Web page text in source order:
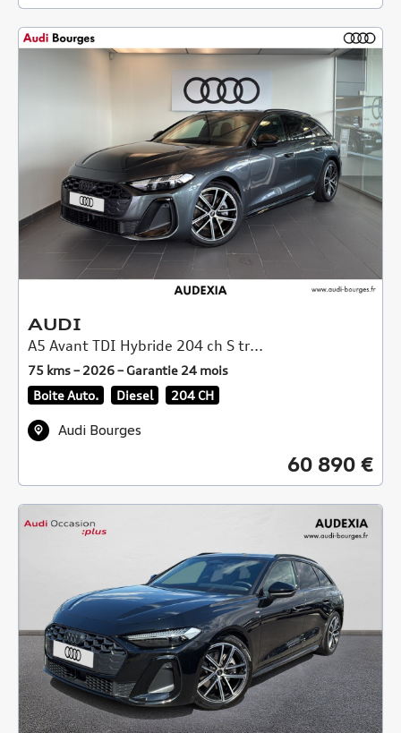
AUDI
A5 Avant TDI Hybride 204 ch S tr...
75 kms – 2026 – Garantie 24 mois
Boite Auto.
Diesel 204 CH
Audi Bourges
60 890 €